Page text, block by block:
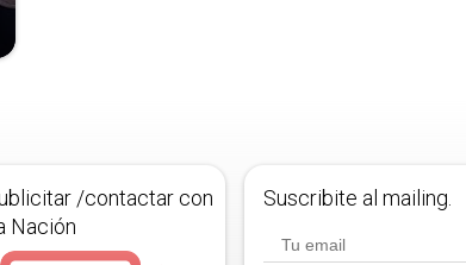
/contactar con
Nación
Suscribite al mailing.